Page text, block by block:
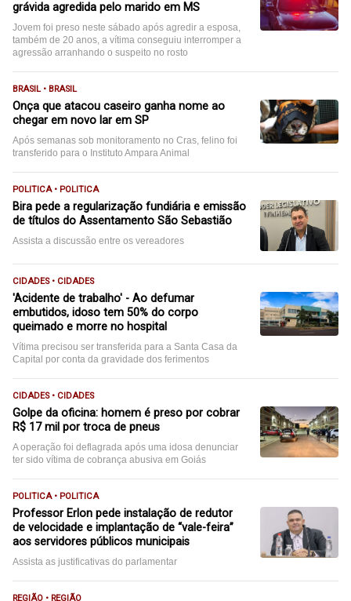
grávida agredida pelo marido em MS
Jovem foi preso neste sábado após agredir a esposa,
também de 20 anos, a vítima conseguiu interromper a
agressão arranhando o suspeito no rosto
BRASIL • BRASIL
Onça que atacou caseiro ganha nome ao
chegar em novo lar em SP
Após semanas sob monitoramento no Cras, felino foi
transferido para o Instituto Ampara Animal
POLITICA • POLITICA
Bira pede a regularização fundiária e emissão
de títulos do Assentamento São Sebastião
Assista a discussão entre os vereadores
CIDADES • CIDADES
'Acidente de trabalho' - Ao defumar
embutidos, idoso tem 50% do corpo
queimado e morre no hospital
Vítima precisou ser transferida para a Santa Casa da
Capital por conta da gravidade dos ferimentos
CIDADES • CIDADES
Golpe da oficina: homem é preso por cobrar
R$ 17 mil por troca de pneus
A operação foi deflagrada após uma idosa denunciar
ter sido vítima de cobrança abusiva em Goiás
POLITICA • POLITICA
Professor Erlon pede instalação de redutor
de velocidade e implantação de “vale-feira”
aos servidores públicos municipais
Assista as justificativas do parlamentar
REGIÃO • REGIÃO